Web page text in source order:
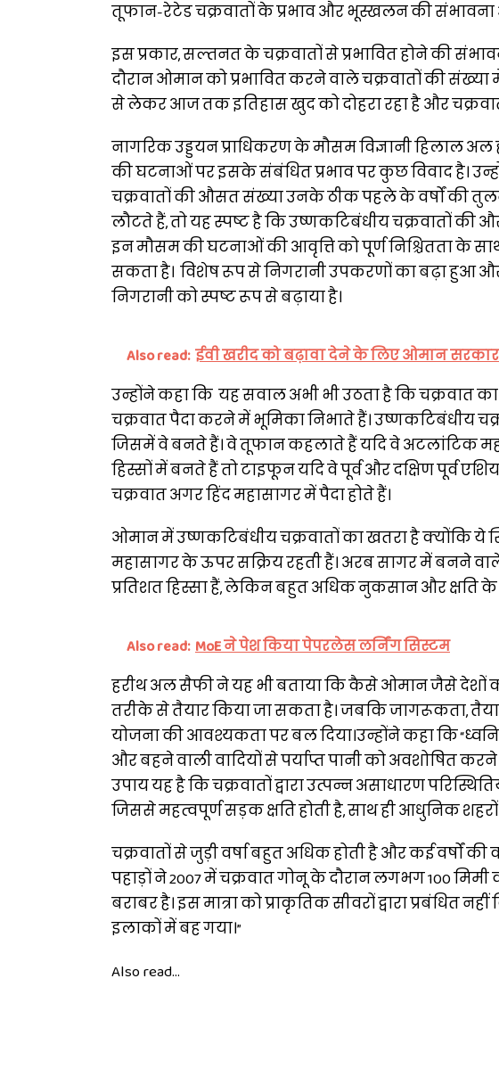
तूफान-रेटेड चक्रवातों के प्रभाव और भूस्खलन की संभावना
इस प्रकार, सल्तनत के चक्रवातों से प्रभावित होने की
दौरान ओमान को प्रभावित करने वाले चक्रवातों की संख्या
से लेकर आज तक इतिहास खुद को दोहरा रहा है और
नागरिक उड्डयन प्राधिकरण के मौसम विज्ञानी हिलाल
की घटनाओं पर इसके संबंधित प्रभाव पर कुछ विवाद है।
चक्रवातों की औसत संख्या उनके ठीक पहले के वर्षों की
लौटते हैं, तो यह स्पष्ट है कि उष्णकटिबंधीय चक्रवातों
इन मौसम की घटनाओं की आवृत्ति को पूर्ण निश्चितता के
सकता है। विशेष रूप से निगरानी उपकरणों का बढ़ा हुआ
निगरानी को स्पष्ट रूप से बढ़ाया है।
Also read: ईवी खरीद को बढ़ावा देने के लिए ओमान सरकार
उन्होंने कहा कि यह सवाल अभी भी उठता है कि चक्रवात
चक्रवात पैदा करने में भूमिका निभाते हैं। उष्णकटिबंधीय
जिसमें वे बनते हैं। वे तूफान कहलाते हैं यदि वे अटलांटिक
हिस्सों में बनते हैं तो टाइफून यदि वे पूर्व और दक्षिण पूर्व
चक्रवात अगर हिंद महासागर में पैदा होते हैं।
ओमान में उष्णकटिबंधीय चक्रवातों का खतरा है क्योंकि
महासागर के ऊपर सक्रिय रहती हैं। अरब सागर में बनने
प्रतिशत हिस्सा हैं, लेकिन बहुत अधिक नुकसान और क्षति के
Also read: MoE ने पेश किया पेपरलेस लर्निंग सिस्टम
हरीथ अल सैफी ने यह भी बताया कि कैसे ओमान जैसे देशों
तरीके से तैयार किया जा सकता है। जबकि जागरूकता,
योजना की आवश्यकता पर बल दिया।उन्होंने कहा कि
और बहने वाली वादियों से पर्याप्त पानी को अवशोषित
उपाय यह है कि चक्रवातों द्वारा उत्पन्न असाधारण
जिससे महत्वपूर्ण सड़क क्षति होती है, साथ ही आधुनिक
चक्रवातों से जुड़ी वर्षा बहुत अधिक होती है और कई वर्षों की
पहाड़ों ने 2007 में चक्रवात गोनू के दौरान लगभग 100 मिमी
बराबर है। इस मात्रा को प्राकृतिक सीवरों द्वारा
इलाकों में बह गया।”
Also read...